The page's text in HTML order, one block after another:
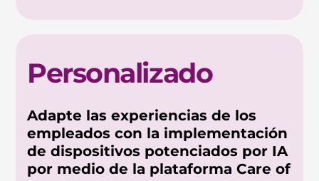
Personalizado
Adapte las experiencias de los
empleados con la implementación
de dispositivos potenciados por IA
por medio de la plataforma Care of